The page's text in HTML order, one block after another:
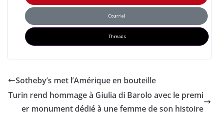
Courriel
Threads
Sotheby’s met l’Amérique en bouteille
Turin rend hommage à Giulia di Barolo avec le premi
er monument dédié à une femme de son histoire